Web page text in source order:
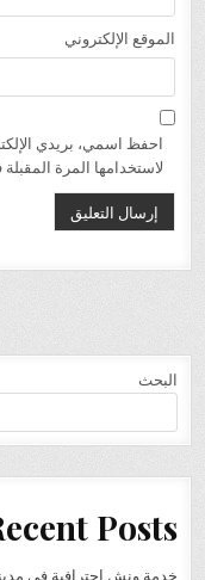
الموقع الإلكتروني
احفظ اسمي، بريدي
لاستخدامها المرة
البحث
Posts
خدمة ونش احترافية في